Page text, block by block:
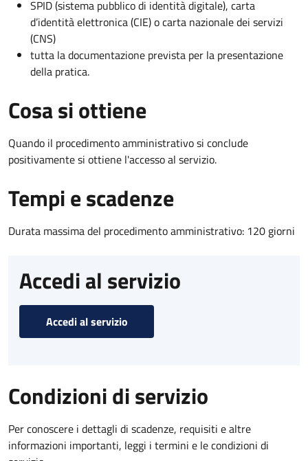
SPID (sistema pubblico di identità digitale), carta
d’identità elettronica (CIE) o carta nazionale dei servizi
(CNS)
tutta la documentazione prevista per la presentazione
della pratica.
Cosa si ottiene
Quando il procedimento amministrativo si conclude
positivamente si ottiene l'accesso al servizio.
Tempi e scadenze
Durata massima del procedimento amministrativo: 120 giorni
Accedi al servizio
Accedi al servizio
Condizioni di servizio
Per conoscere i dettagli di scadenze, requisiti e altre
informazioni importanti, leggi i termini e le condizioni di